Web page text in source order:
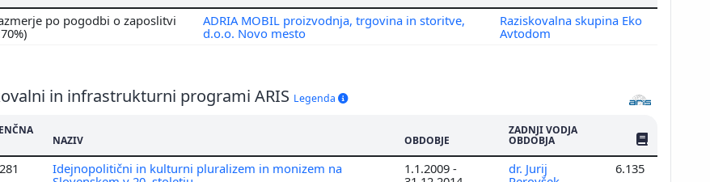
po pogodbi o zaposlitvi
ADRIA MOBIL proizvodnja, trgovina in storitve,
d.o.o. Novo mesto
Raziskovalna skupina Eko
Avtodom
in infrastrukturni programi ARIS Legenda
NAZIV OBDOBJE
ZADNJI VODJA
OBDOBJA ŠTEV.
Idejnopolitični in kulturni pluralizem in monizem na
1.1.2009 -
dr. Jurij
6.135